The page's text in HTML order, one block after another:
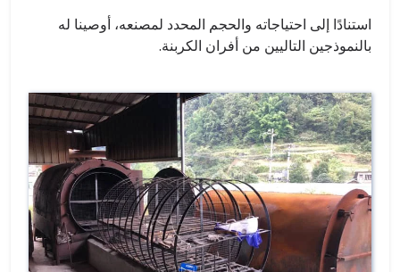
استنادًا إلى احتياجاته والحجم المحدد لمصنعه، أوصينا له
بالنموذجين التاليين من أفران الكربنة.